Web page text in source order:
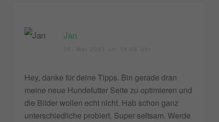
Jan
Hey, danke für deine Tipps. Bin gerade dran
meine neue Hundefutter Seite zu optimieren und
die Bilder wollen echt nicht. Hab schon ganz
unterschiedliche probiert. Super seltsam. Werde